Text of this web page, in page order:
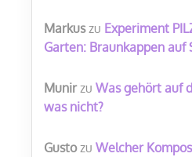
Markuszu Experiment
Garten: Braunkappen auf
Munirzu Was gehört auf
was nicht?
Gustozu Welcher